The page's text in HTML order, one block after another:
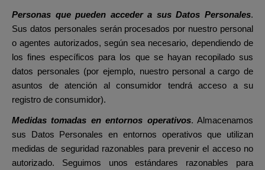
Personas que pueden acceder a sus Datos Personales.
Sus datos personales serán procesados por nuestro personal
o agentes autorizados, según sea necesario, dependiendo de
los fines específicos para los que se hayan recopilado sus
datos personales (por ejemplo, nuestro personal a cargo de
asuntos de atención al consumidor tendrá acceso a su
registro de consumidor).
Medidas tomadas en entornos operativos. Almacenamos
sus Datos Personales en entornos operativos que utilizan
medidas de seguridad razonables para prevenir el acceso no
autorizado. Seguimos unos estándares razonables para